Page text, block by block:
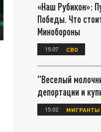
«Наш Рубикон»:
Победы. Что
Минобороны
15:07 СВО
"Веселый
депортации и
15:02 МИГРАНТЫ